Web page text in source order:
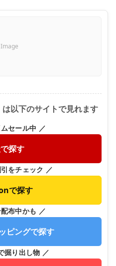
以下のサイトで見れます
セール中 ／
探す
をチェック ／
で探す
布中かも ／
ピングで探す
掘り出し物 ／